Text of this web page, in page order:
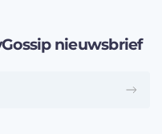
nieuwsbrief